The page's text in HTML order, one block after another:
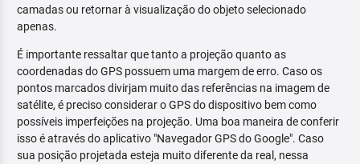
camadas ou retornar à visualização do objeto selecionado
apenas.
É importante ressaltar que tanto a projeção quanto as
coordenadas do GPS possuem uma margem de erro. Caso os
pontos marcados divirjam muito das referências na imagem de
satélite, é preciso considerar o GPS do dispositivo bem como
possíveis imperfeições na projeção. Uma boa maneira de conferir
isso é através do aplicativo "Navegador GPS do Google". Caso
sua posição projetada esteja muito diferente da real, nessa